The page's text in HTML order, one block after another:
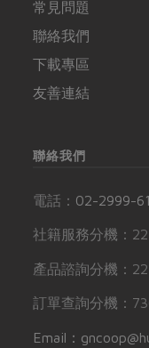
常見問題
聯絡我們
下載專區
友善連結
聯絡我們
電話： 02-2999-
社籍服務分機：
產品諮詢分機：
訂單查詢分機：
Email：